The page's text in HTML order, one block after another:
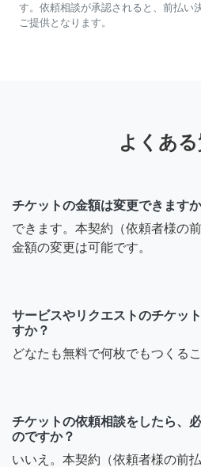
す。依頼相談が承認されると、前払
ご提供となります。
よくある
チケットの金額は変更できます
できます。本契約（依頼者様の
金額の変更は可能です。
サービスやリクエストのチケッ
すか？
どなたも無料で何枚でもつくる
チケットの依頼相談をしたら、
のですか？
いいえ。本契約（依頼者様の前